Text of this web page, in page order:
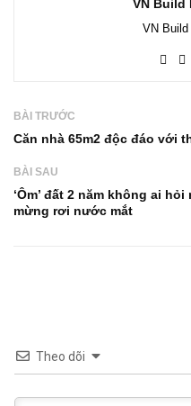
VN Build
VN
BÀI TRƯỚC
Căn nhà 65m2 độc đáo với
BÀI SAU
‘Ôm’ đất 2 năm không ai
mừng rơi nước mắt
Theo dõi